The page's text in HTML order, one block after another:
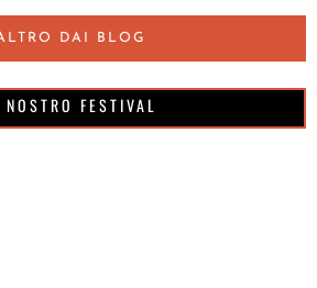
DAI BLOG
NOSTRO FESTIVAL